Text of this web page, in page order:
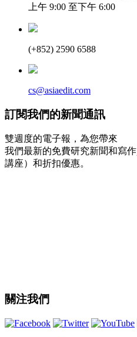
上午 9:00 至下午 6:00
(+852) 2590 6588
cs@asiaedit.com
訂閱我們的新聞通訊
雙週度的電子報，為您帶來
我們最新的免費研究新聞和寫
講座）和折扣優惠。
關注我們